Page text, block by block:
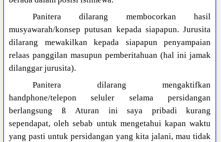
Panitera dilarang membocorkan hasil
musyawarah/konsep putusan kepada siapapun. Jurusita
dilarang mewakilkan kepada siapapun penyampaian
relaas panggilan masupun pemberitahuan (hal ini jamak
dilanggar jurusita).
Panitera dilarang mengaktifkan
handphone/telepon seluler selama persidangan
berlangsung ß Aturan ini saya pribadi kurang
sependapat, oleh sebab untuk mengetahui kapan waktu
yang pasti untuk persidangan yang kita jalani, mau tidak